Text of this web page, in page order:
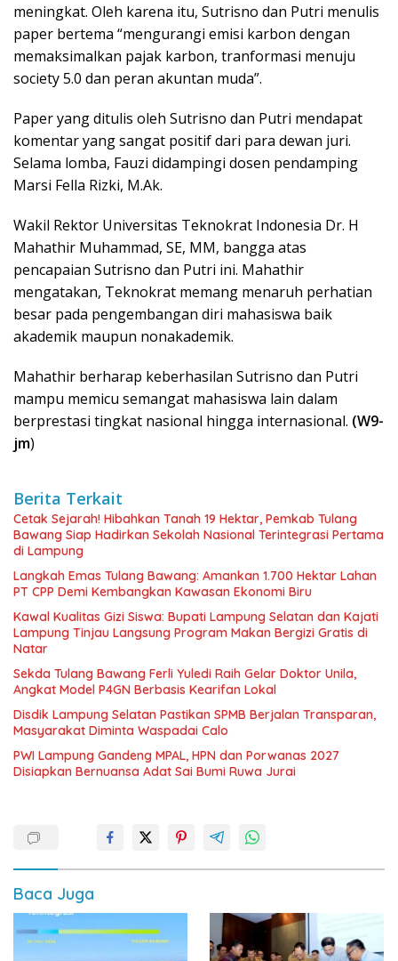
meningkat. Oleh karena itu, Sutrisno dan Putri menulis
paper bertema “mengurangi emisi karbon dengan
memaksimalkan pajak karbon, tranformasi menuju
society 5.0 dan peran akuntan muda”.
Paper yang ditulis oleh Sutrisno dan Putri mendapat
komentar yang sangat positif dari para dewan juri.
Selama lomba, Fauzi didampingi dosen pendamping
Marsi Fella Rizki, M.Ak.
Wakil Rektor Universitas Teknokrat Indonesia Dr. H
Mahathir Muhammad, SE, MM, bangga atas
pencapaian Sutrisno dan Putri ini. Mahathir
mengatakan, Teknokrat memang menaruh perhatian
besar pada pengembangan diri mahasiswa baik
akademik maupun nonakademik.
Mahathir berharap keberhasilan Sutrisno dan Putri
mampu memicu semangat mahasiswa lain dalam
berprestasi tingkat nasional hingga internasional. (W9-
jm)
Berita Terkait
Cetak Sejarah! Hibahkan Tanah 19 Hektar, Pemkab Tulang
Bawang Siap Hadirkan Sekolah Nasional Terintegrasi Pertama
di Lampung
Langkah Emas Tulang Bawang: Amankan 1.700 Hektar Lahan
PT CPP Demi Kembangkan Kawasan Ekonomi Biru
Kawal Kualitas Gizi Siswa: Bupati Lampung Selatan dan Kajati
Lampung Tinjau Langsung Program Makan Bergizi Gratis di
Natar
Sekda Tulang Bawang Ferli Yuledi Raih Gelar Doktor Unila,
Angkat Model P4GN Berbasis Kearifan Lokal
Disdik Lampung Selatan Pastikan SPMB Berjalan Transparan,
Masyarakat Diminta Waspadai Calo
PWI Lampung Gandeng MPAL, HPN dan Porwanas 2027
Disiapkan Bernuansa Adat Sai Bumi Ruwa Jurai
Baca Juga